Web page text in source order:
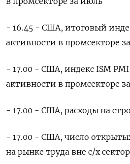
- 16.45 - США, итоговый
активности в промсекторе
- 17.00 - США, индекс ISM
активности в промсекторе
- 17.00 - США, расходы на
- 17.00 - США, число
на рынке труда вне с/х